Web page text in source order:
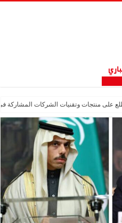
على منتجات وتقنيات الشركات المشاركة في